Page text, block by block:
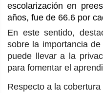
escolarización en
años, fue de 66.6 por
En este sentido,
sobre la importancia
puede llevar a la
para fomentar el
Respecto a la